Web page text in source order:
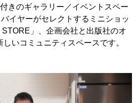
きのギャラリー／イベントスペー
イヤーがセレクトするミニショッ
」、企画会社と出版社のオ
いコミュニティスペースです。